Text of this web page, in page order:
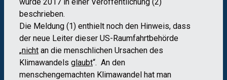
beschrieben.
Die Meldung (1) enthielt noch den Hinweis, dass
der neue Leiter dieser US-Raumfahrtbehörde
„nicht an die menschlichen Ursachen des
Klimawandels glaubt“. An den
menschengemachten Klimawandel hat man